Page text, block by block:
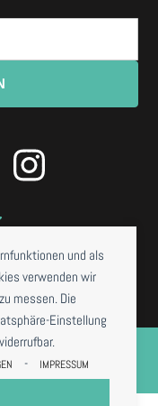
und als
verwenden wir
messen. Die
Einstellung
- IMPRESSUM
DERZEIT NUR BEI
AGB